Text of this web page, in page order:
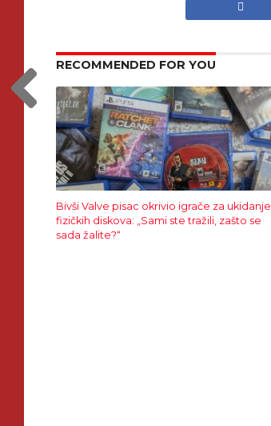
RECOMMENDED FOR YOU
Bivši Valve pisac okrivio igrače za ukidanje
fizičkih diskova: „Sami ste tražili, zašto se
sada žalite?“